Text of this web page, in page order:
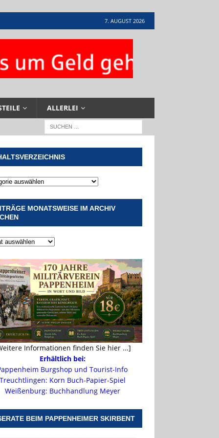
7. AUGUST 2026
ALLERLEI
MONATSWEISE IM ARCHIV
Informationen finden Sie hier ...]
Erhältlich bei:
Burgshop und Tourist-Info
Treuchtlingen: Korn Buch-Papier-Spiel
Weißenburg: Buchhandlung Meyer
BEIM PAPPENHEIMER SKIRBENT